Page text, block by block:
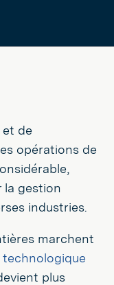
et de
opérations de
la gestion
industries.
marchent
plus